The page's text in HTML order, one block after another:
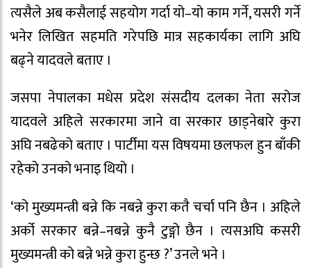
त्यसैले अब कसैलाई सहयोग गर्दा यो–यो काम गर्ने, यसरी गर्ने
भनेर लिखित सहमति गरेपछि मात्र सहकार्यका लागि अघि
बढ्ने यादवले बताए ।
जसपा नेपालका मधेस प्रदेश संसदीय दलका नेता सरोज
यादवले अहिले सरकारमा जाने वा सरकार छाड्नेबारे कुरा
अघि नबढेको बताए । पार्टीमा यस विषयमा छलफल हुन बाँकी
रहेको उनको भनाइ थियो ।
‘को मुख्यमन्त्री बन्ने कि नबन्ने कुरा कतै चर्चा पनि छैन । अहिले
अर्को सरकार बन्ने–नबन्ने कुनै टुङ्गो छैन । त्यसअघि कसरी
मुख्यमन्त्री को बन्ने भन्ने कुरा हुन्छ ?’ उनले भने ।